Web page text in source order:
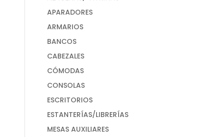
APARADORES
ARMARIOS
BANCOS
CABEZALES
CÓMODAS
CONSOLAS
ESCRITORIOS
ESTANTERÍAS/LIBRERÍAS
MESAS AUXILIARES